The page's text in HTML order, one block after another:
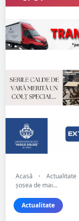
Acasă • Actualitate
șosea de mai...
Actualitate